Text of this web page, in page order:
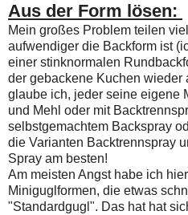
Aus der Form lösen:
Mein großes Problem teilen
aufwendiger die Backform ist
einer stinknormalen
der gebackene Kuchen wieder
glaube ich, jeder seine eigene
und Mehl oder mit
selbstgemachtem Backspray
die Varianten Backtrennspray
Spray am besten!
Am meisten Angst habe ich
Miniguglformen, die etwas
"Standardgugl". Das hat hat